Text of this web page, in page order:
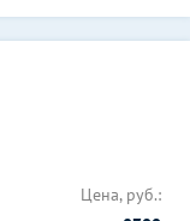
Цена, руб.: